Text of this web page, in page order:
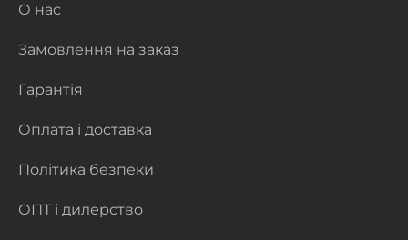
О нас
Замовлення на заказ
Гарантія
Оплата і доставка
Політика безпеки
ОПТ і дилерство